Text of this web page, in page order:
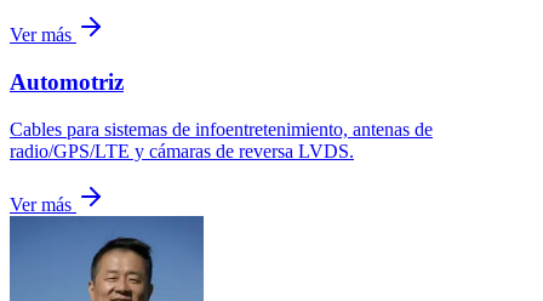
Ver más
Automotriz
Cables para sistemas de infoentretenimiento, antenas de
radio/GPS/LTE y cámaras de reversa LVDS.
Ver más